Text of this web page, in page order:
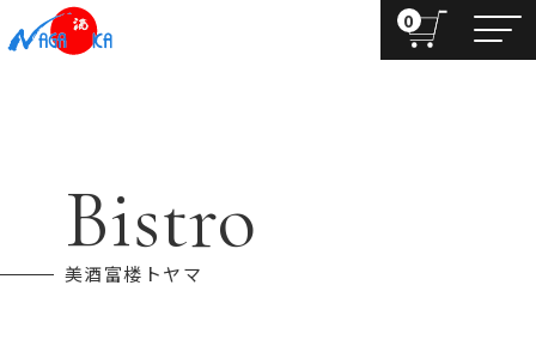
0
Bistro
美酒富楼トヤマ